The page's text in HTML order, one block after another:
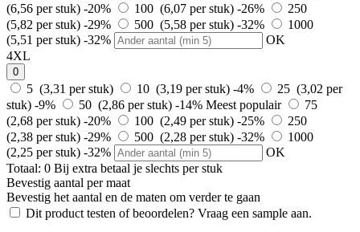
(6,56 per stuk) -20% 100 (6,07 per stuk) -26%
250
(5,82 per stuk) -29% 500 (5,58 per stuk) -32%
1000
(5,51 per stuk) -32%
OK
4XL
0
5 (3,31 per stuk) 10 (3,19 per stuk) -4%
25 (3,02 per
stuk) -9% 50 (2,86 per stuk) -14% Meest populair
75
(2,68 per stuk) -20% 100 (2,49 per stuk) -25%
250
(2,38 per stuk) -29% 500 (2,28 per stuk) -32%
1000
(2,25 per stuk) -32%
OK
Totaal: 0 Bij extra betaal je slechts per stuk
Bevestig aantal per maat
Bevestig het aantal en de maten om verder te gaan
Dit product testen of beoordelen? Vraag een sample aan.